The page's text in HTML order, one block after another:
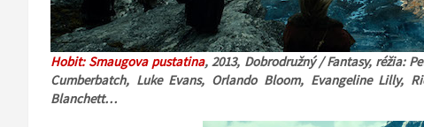
Hobit: Smaugova pustatina, 2013, Dobrodružný / Fantasy, réžia:
Cumberbatch, Luke Evans, Orlando Bloom, Evangeline Lilly,
Blanchett…